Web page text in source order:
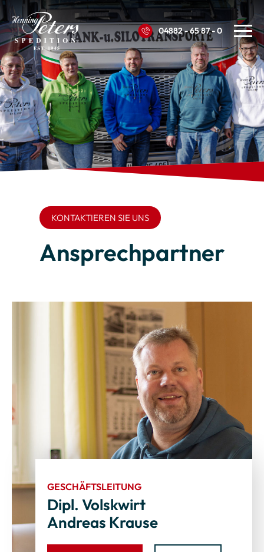
04882 - 65 87 - 0
KONTAKTIEREN SIE UNS
Ansprechpartner
GESCHÄFTSLEITUNG
Dipl. Volskwirt
Andreas Krause